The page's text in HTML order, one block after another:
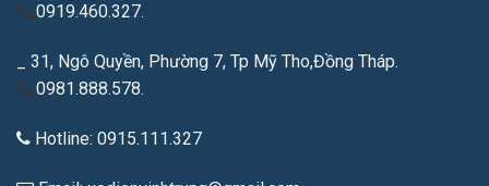
0919.460.327.
_ 31, Ngô Quyền, Phường 7, Tp Mỹ Tho,Đồng Tháp.
0981.888.578.
Hotline: 0915.111.327